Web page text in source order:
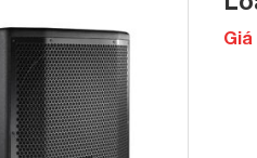
Giá